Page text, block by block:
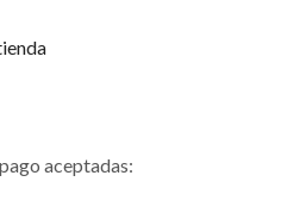
aceptadas: